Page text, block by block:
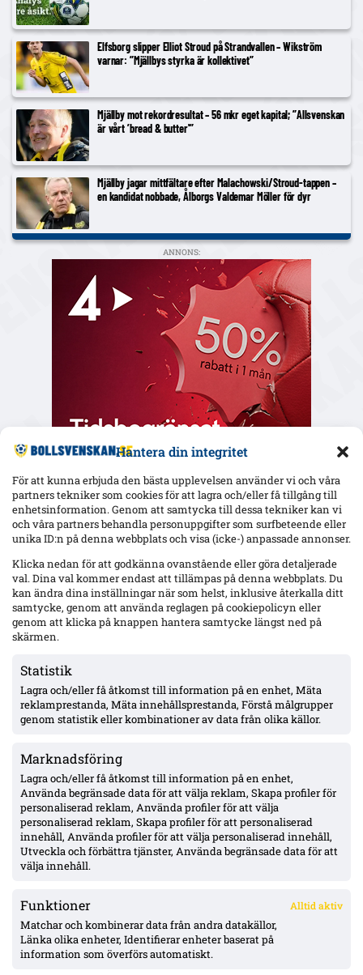
Hantera din integritet
För att kunna erbjuda den bästa upplevelsen använder vi och våra
partners tekniker som cookies för att lagra och/eller få tillgång till
enhetsinformation. Genom att samtycka till dessa tekniker kan vi
och våra partners behandla personuppgifter som surfbeteende eller
unika ID:n på denna webbplats och visa (icke-) anpassade annonser.
Klicka nedan för att godkänna ovanstående eller göra detaljerade
val. Dina val kommer endast att tillämpas på denna webbplats. Du
kan ändra dina inställningar när som helst, inklusive återkalla ditt
samtycke, genom att använda reglagen på cookiepolicyn eller
genom att klicka på knappen hantera samtycke längst ned på
skärmen.
Statistik
Lagra och/eller få åtkomst till information på en enhet, Mäta
reklamprestanda, Mäta innehållsprestanda, Förstå målgrupper
genom statistik eller kombinationer av data från olika källor.
Marknadsföring
Lagra och/eller få åtkomst till information på en enhet,
Använda begränsade data för att välja reklam, Skapa profiler för
personaliserad reklam, Använda profiler för att välja
personaliserad reklam, Skapa profiler för att personaliserad
innehåll, Använda profiler för att välja personaliserad innehåll,
Utveckla och förbättra tjänster, Använda begränsade data för att
välja innehåll.
Funktioner Alltid aktiv
Matchar och kombinerar data från andra datakällor,
Länka olika enheter, Identifierar enheter baserat på
information som överförs automatiskt.
Elfsborg slipper Elliot Stroud på Strandvallen – Wikström
varnar: ”Mjällbys styrka är kollektivet”
Mjällby mot rekordresultat – 56 mkr eget kapital; ”Allsvenskan
är vårt ’bread & butter'”
Mjällby jagar mittfältare efter Malachowski/Stroud-tappen –
en kandidat nobbade, Ålborgs Valdemar Möller för dyr
ANNONS:
Senaste
varnar: ”Mjällbys styrka är kollektivet”
AIK utan 13 spelare mot Örgryte – Hove avstängd, Ellingsen
MFF:s Anton Höög med tre raka starter – Helstrup:
framtidsroll som åtta, kontrakt till 2030
Pihlström två mål på två matcher – Luganos plan för år två ger
effekt
Uppgifter: Erzurumspor lägger lånebud på Ibrahim Diabaté –
GAIS-anfallaren under kontrakt till 2028
ÖVERSIKT
Nyheter & Reportage
Spelarbetyg